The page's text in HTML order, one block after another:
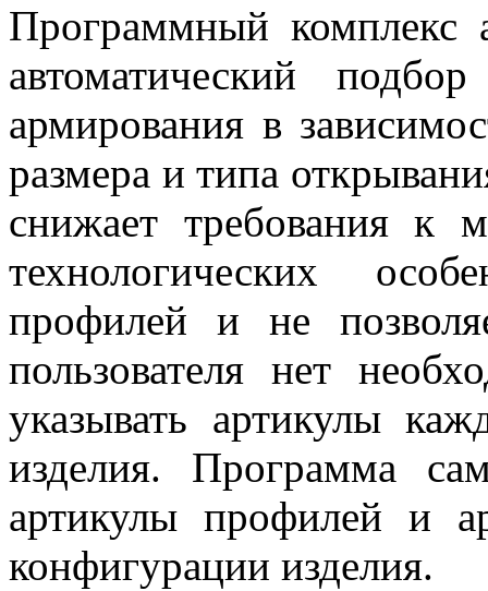
Программный комплекс
автоматический
армирования в
размера и типа
снижает требования к
технологических
профилей и не
пользователя нет
указывать артикулы
изделия. Программа
артикулы профилей и
конфигурации изделия.